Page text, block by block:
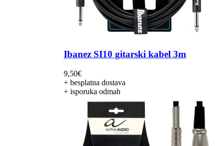
Ibanez SI10 gitarski kabel 3m
9,50€
+ besplatna dostava
+ isporuka odmah